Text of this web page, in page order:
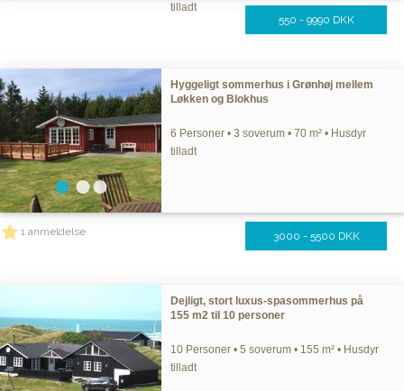
tilladt
550 - 9990 DKK
Hyggeligt sommerhus i Grønhøj mellem
Løkken og Blokhus
6 Personer • 3 soverum • 70 m² • Husdyr
tilladt
1 anmeldelse 3000 - 5500 DKK
Dejligt, stort luxus-spasommerhus på
155 m2 til 10 personer
10 Personer • 5 soverum • 155 m² • Husdyr
tilladt